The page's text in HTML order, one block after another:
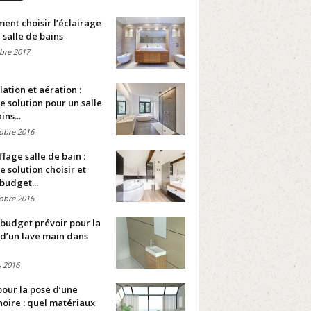
choisir l’éclairage
salle de bains
2017
et aération :
solution pour un salle
2016
salle de bain :
solution choisir et
2016
prévoir pour la
lave main dans
2016
la pose d’une
: quel matériaux